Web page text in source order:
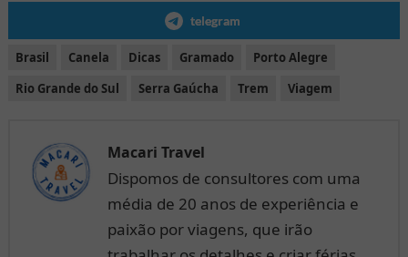
telegram
Brasil Canela Dicas Gramado
Porto Alegre
Rio Grande do Sul
Serra Gaúcha Trem Viagem
Macari Travel
Dispomos de consultores com uma
média de 20 anos de experiência e
paixão por viagens, que irão